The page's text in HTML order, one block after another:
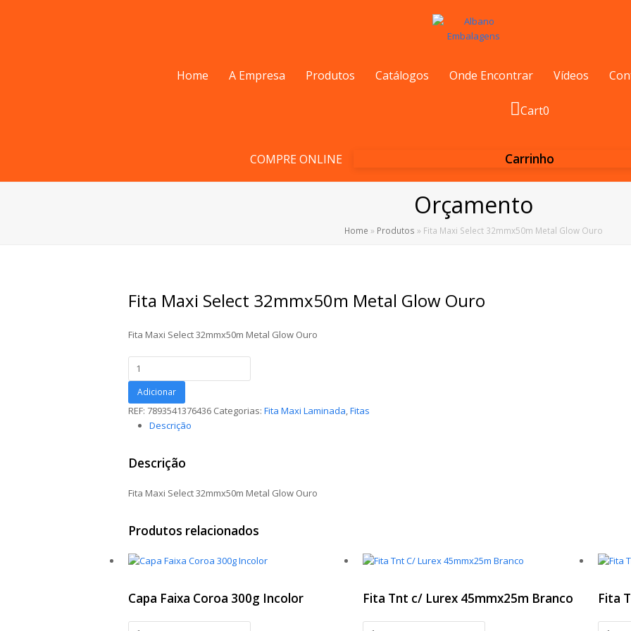
Home A Empresa Produtos Catálogos Onde Encontrar Vídeos
COMPRE ONLINE
Cart0
Carrinho
Orçamento
Home » Produtos » Fita Maxi Select 32mmx50m Metal Glow Ouro
Fita Maxi Select 32mmx50m Metal Glow Ouro
Fita Maxi Select 32mmx50m Metal Glow Ouro
Fita
Maxi
Select
32mmx50m
Metal
quantidade
Adicionar
REF: 7893541376436 Categorias: Fita Maxi Laminada,Fitas
Descrição
Descrição
Fita Maxi Select 32mmx50m Metal Glow Ouro
Produtos relacionados
Capa Faixa Coroa 300g Incolor
Capa
Fita Tnt c/ Lurex 45mmx25m Branco
Fita
Fita
Fita